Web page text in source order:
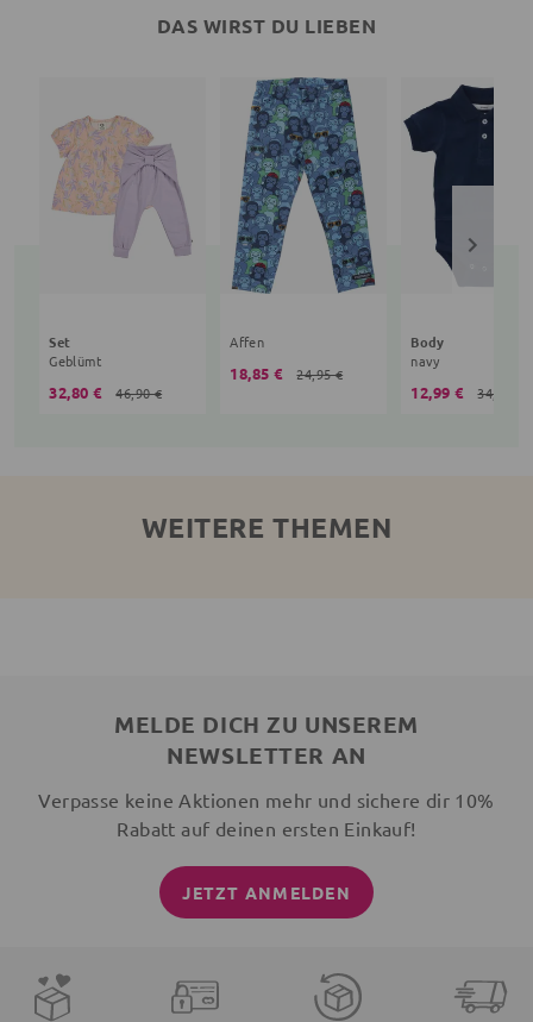
DAS WIRST DU LIEBEN
Set
Geblümt
32,80 € 46,90 €
Affen
18,85 € 24,95 €
Body
navy
12,99 € 34,90 €
WEITERE THEMEN
MELDE DICH ZU UNSEREM
NEWSLETTER AN
Verpasse keine Aktionen mehr und sichere dir 10%
Rabatt auf deinen ersten Einkauf!
JETZT ANMELDEN